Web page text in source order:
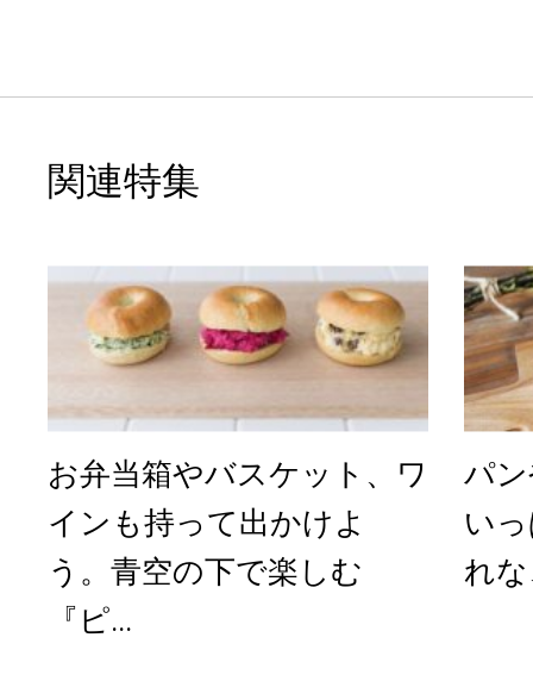
関連特集
お弁当箱やバスケット、ワ
インも持って出かけよ
う。青空の下で楽しむ
『ピ...
パ
い
れ